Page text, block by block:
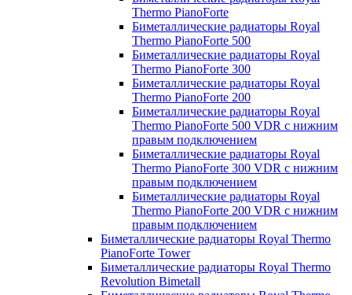
Thermo PianoForte
Биметаллические радиаторы Royal
Thermo PianoForte 500
Биметаллические радиаторы Royal
Thermo PianoForte 300
Биметаллические радиаторы Royal
Thermo PianoForte 200
Биметаллические радиаторы Royal
Thermo PianoForte 500 VDR с нижним
правым подключением
Биметаллические радиаторы Royal
Thermo PianoForte 300 VDR с нижним
правым подключением
Биметаллические радиаторы Royal
Thermo PianoForte 200 VDR с нижним
правым подключением
Биметаллические радиаторы Royal Thermo
PianoForte Tower
Биметаллические радиаторы Royal Thermo
Revolution Bimetall